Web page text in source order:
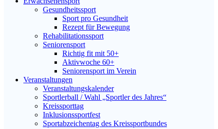
Gesundheitssport
Sport pro Gesundheit
Rezept für Bewegung
Rehabilitationssport
Seniorensport
Richtig fit mit 50+
Aktivwoche 60+
Seniorensport im Verein
Veranstaltungen
Veranstaltungskalender
Sportlerball / Wahl „Sportler des Jahres“
Kreissporttag
Inklusionssportfest
Sportabzeichentag des Kreissportbundes